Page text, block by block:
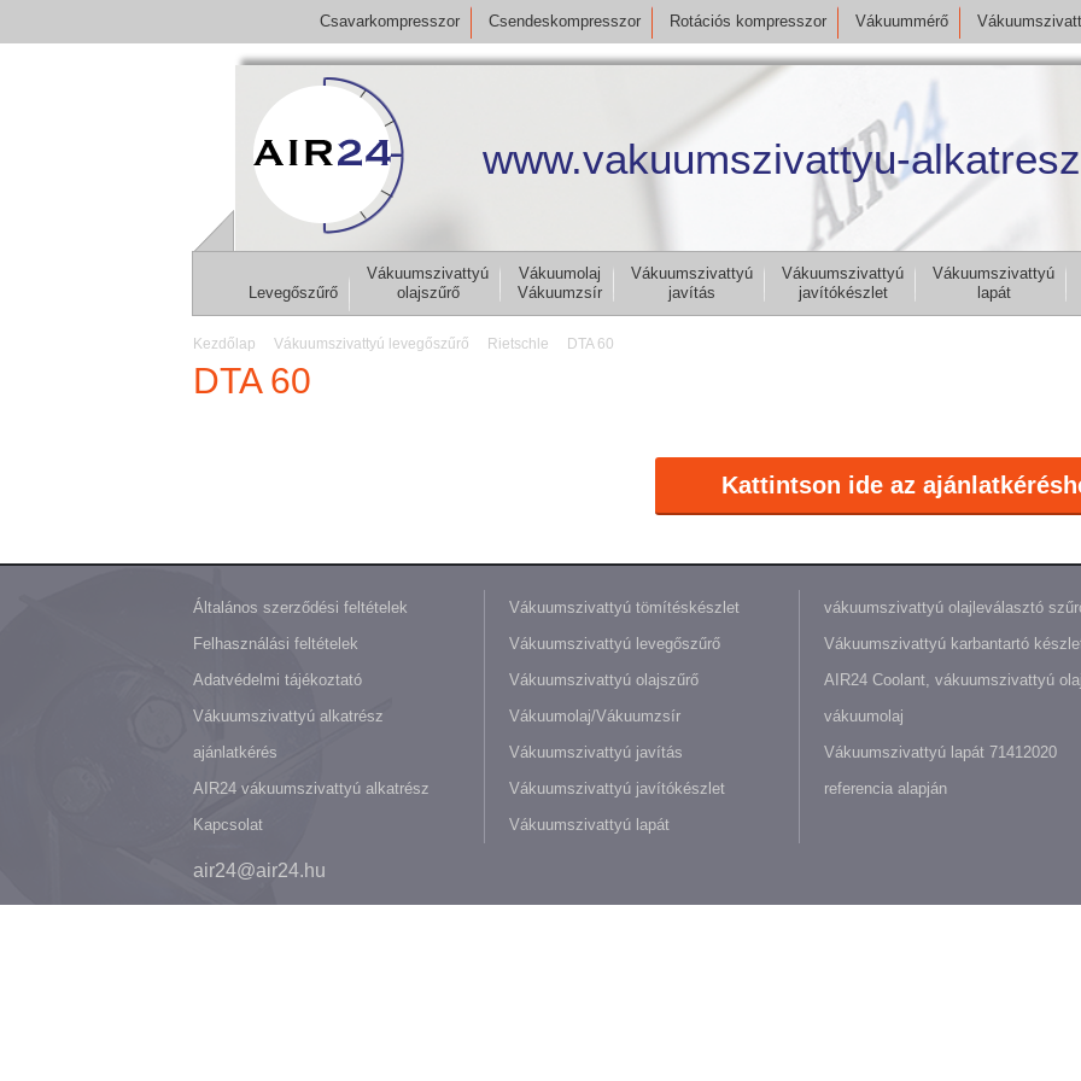
Csavarkompresszor Csendeskompresszor Rotációs kompresszor Vákuummérő
www.vakuumszivattyu-
Levegőszűrő
Vákuumszivattyú
olajszűrő
Vákuumolaj
Vákuumzsír
Vákuumszivattyú
javítás
Vákuumszivattyú
javítókészlet
Vákuumszivattyú
lapát
Kezdőlap Vákuumszivattyú levegőszűrő Rietschle DTA 60
DTA 60
Kattintson ide az
Általános szerződési feltételek
Felhasználási feltételek
Adatvédelmi tájékoztató
Vákuumszivattyú alkatrész
ajánlatkérés
AIR24 vákuumszivattyú alkatrész
Kapcsolat
Vákuumszivattyú tömítéskészlet
Vákuumszivattyú levegőszűrő
Vákuumszivattyú olajszűrő
Vákuumolaj/Vákuumzsír
Vákuumszivattyú javítás
Vákuumszivattyú javítókészlet
Vákuumszivattyú lapát
vákuumszivattyú olajleválasztó
Vákuumszivattyú karbantartó
AIR24 Coolant, vákuumszivattyú
vákuumolaj
Vákuumszivattyú lapát 71412020
referencia alapján
air24@air24.hu